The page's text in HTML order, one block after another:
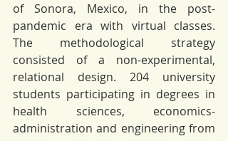
of Sonora, Mexico, in the post-
pandemic era with virtual classes.
The methodological strategy
consisted of a non-experimental,
relational design. 204 university
students participating in degrees in
health sciences, economics-
administration and engineering from